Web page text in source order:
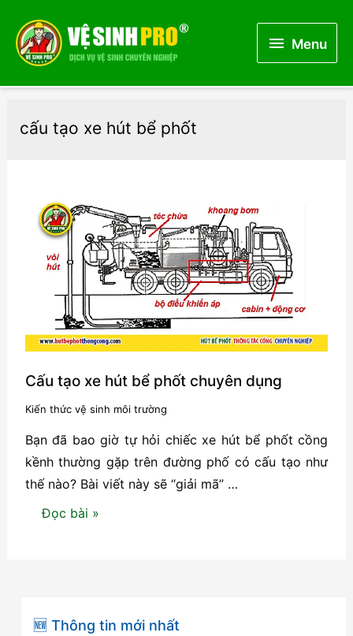
MenuMenu
cấu tạo xe hút bể phốt
Cấu tạo xe hút bể phốt chuyên dụng
Kiến thức vệ sinh môi trường
Bạn đã bao giờ tự hỏi chiếc xe hút bể phốt cồng
kềnh thường gặp trên đường phố có cấu tạo như
thế nào? Bài viết này sẽ “giải mã” …
Cấu
phốt
Đọc bài »
🆕 Thông tin mới nhất